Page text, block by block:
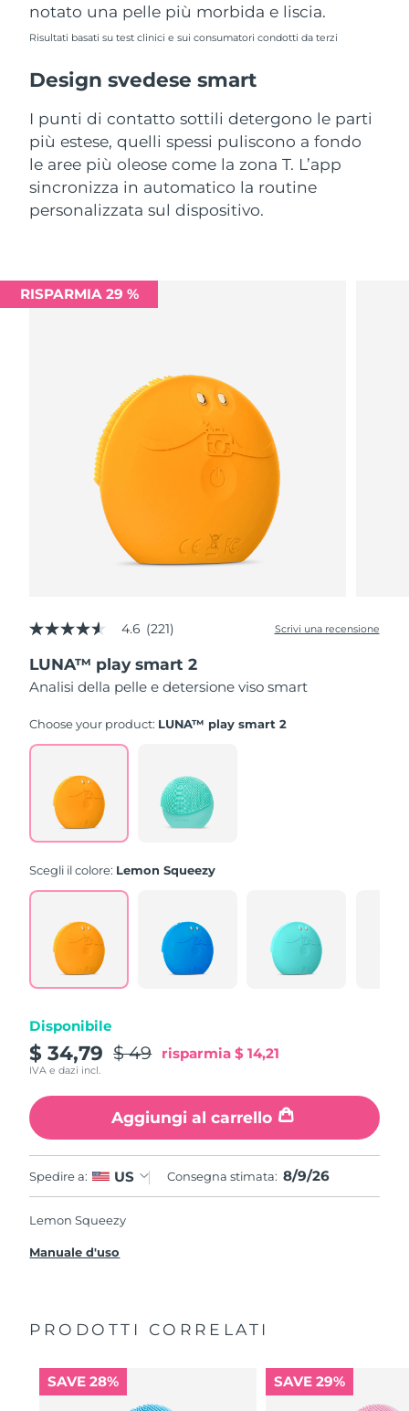
notato una pelle più morbida e liscia.
Risultati basati su test clinici e sui consumatori condotti da terzi
Design svedese smart
I punti di contatto sottili detergono le parti
più estese, quelli spessi puliscono a fondo
le aree più oleose come la zona T. L’app
sincronizza in automatico la routine
personalizzata sul dispositivo.
RISPARMIA 29 %
4.6
su
5
,
di
medio.
Reviews.
Stesso
alla
4.6 (221) Scrivi una recensione
LUNA™ play smart 2
Analisi della pelle e detersione viso smart
Choose your product: LUNA™ play smart 2
Scegli il colore: Lemon Squeezy
Disponibile
$ 34,79 $ 49 risparmia $ 14,21
IVA e dazi incl.
Aggiungi al carrello
Spedire a: US Consegna stimata: 8/9/26
Lemon Squeezy
Manuale d'uso
PRODOTTI CORRELATI
SAVE 28% SAVE 29%